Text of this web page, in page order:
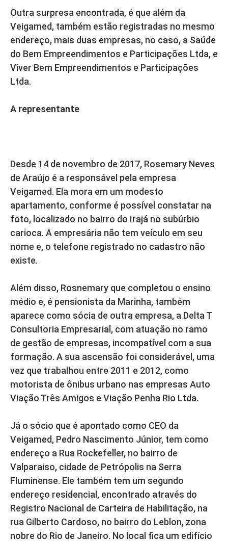
Outra surpresa encontrada, é que além da
Veigamed, também estão registradas no mesmo
endereço, mais duas empresas, no caso, a Saúde
do Bem Empreendimentos e Participações Ltda, e
Viver Bem Empreendimentos e Participações
Ltda.
A representante
Desde 14 de novembro de 2017, Rosemary Neves
de Araújo é a responsável pela empresa
Veigamed. Ela mora em um modesto
apartamento, conforme é possível constatar na
foto, localizado no bairro do Irajá no subúrbio
carioca. A empresária não tem veículo em seu
nome e, o telefone registrado no cadastro não
existe.
Além disso, Rosnemary que completou o ensino
médio e, é pensionista da Marinha, também
aparece como sócia de outra empresa, a Delta T
Consultoria Empresarial, com atuação no ramo
de gestão de empresas, incompatível com a sua
formação. A sua ascensão foi considerável, uma
vez que trabalhou entre 2011 e 2012, como
motorista de ônibus urbano nas empresas Auto
Viação Três Amigos e Viação Penha Rio Ltda.
Já o sócio que é apontado como CEO da
Veigamed, Pedro Nascimento Júnior, tem como
endereço a Rua Rockefeller, no bairro de
Valparaiso, cidade de Petrópolis na Serra
Fluminense. Ele também tem um segundo
endereço residencial, encontrado através do
Registro Nacional de Carteira de Habilitação, na
rua Gilberto Cardoso, no bairro do Leblon, zona
nobre do Rio de Janeiro. No local fica um edifício